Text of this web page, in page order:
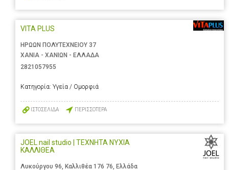
VITA PLUS
ΗΡΩΩΝ ΠΟΛΥΤΕΧΝΕΙΟΥ 37
ΧΑΝΙΑ - ΧΑΝΙΩΝ - ΕΛΛΑΔΑ
2821057955
Κατηγορία: Υγεία / Ομορφιά
ΙΣΤΟΣΕΛΙΔΑ ΠΕΡΙΣΣΟΤΕΡΑ
JOEL nail studio | ΤΕΧΝΗΤΑ ΝΥΧΙΑ
ΚΑΛΛΙΘΕΑ
Λυκούργου 96, Καλλιθέα 176 76, Ελλάδα